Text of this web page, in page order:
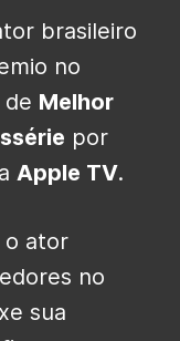
brasileiro
no
de Melhor
por
Apple TV.
o ator
no
sua